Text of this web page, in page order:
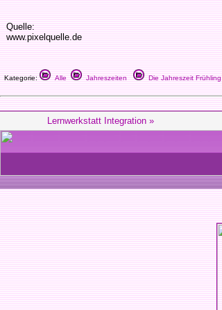
Quelle:
www.pixelquelle.de
Kategorie: Alle Jahreszeiten Die Jahreszeit Frühling
Lernwerkstatt Integration »